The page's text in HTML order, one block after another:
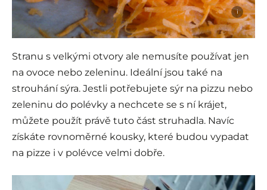
i
Stranu s velkými otvory ale nemusíte používat jen
na ovoce nebo zeleninu. Ideální jsou také na
strouhání sýra. Jestli potřebujete sýr na pizzu nebo
zeleninu do polévky a nechcete se s ní krájet,
můžete použít právě tuto část struhadla. Navíc
získáte rovnoměrné kousky, které budou vypadat
na pizze i v polévce velmi dobře.